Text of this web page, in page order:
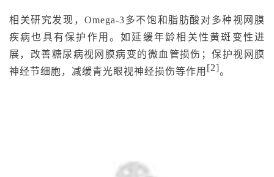
相关研究发现，Omega-3多不饱和脂肪酸对多种视网膜
疾病也具有保护作用。如延缓年龄相关性黄斑变性进
展，改善糖尿病视网膜病变的微血管损伤；保护视网膜
神经节细胞，减缓青光眼视神经损伤等作用 [2]。